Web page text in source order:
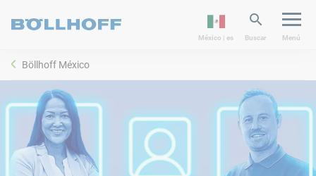
México | es Buscar Menú
Böllhoff México